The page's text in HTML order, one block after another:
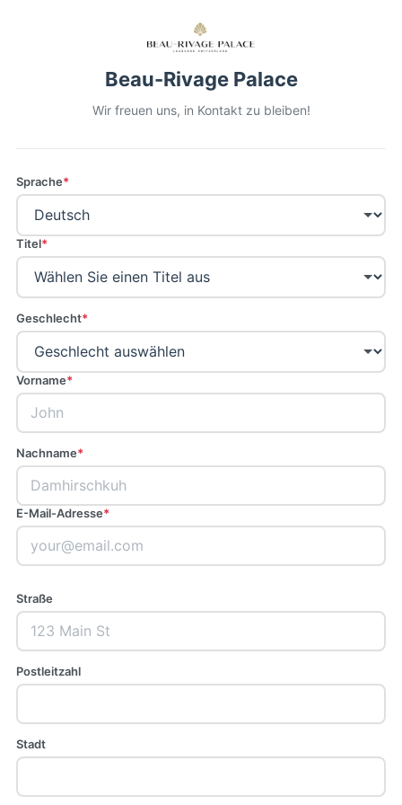
Beau-Rivage Palace
Wir freuen uns, in Kontakt zu bleiben!
Sprache*
Titel*
Geschlecht*
Vorname*
Nachname*
E-Mail-Adresse*
Straße
Postleitzahl
Stadt